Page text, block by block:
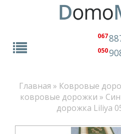
067
050
Главная » Ковровые
ковровые дорожки »
дорожка Liliya